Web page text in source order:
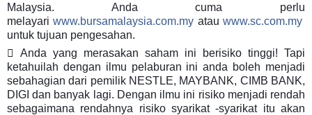
Malaysia. Anda cuma perlu
melayariwww.bursamalaysia.com.my atauwww.sc.com.my
untuk tujuan pengesahan.
 Anda yang merasakan saham ini berisiko tinggi! Tapi
ketahuilah dengan ilmu pelaburan ini anda boleh menjadi
sebahagian dari pemilik NESTLE, MAYBANK, CIMB BANK,
DIGI dan banyak lagi. Dengan ilmu ini risiko menjadi rendah
sebagaimana rendahnya risiko syarikat -syarikat itu akan